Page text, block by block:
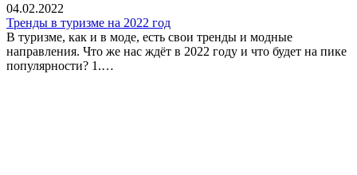
04.02.2022
Тренды в туризме на 2022 год
В туризме, как и в моде, есть свои тренды и модные
направления. Что же нас ждёт в 2022 году и что будет на пике
популярности? 1.…